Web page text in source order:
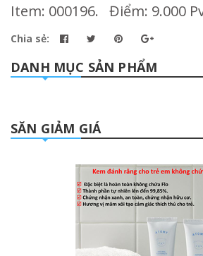
Item: 000196. Điểm: 9.000
Chia sẻ:
DANH MỤC SẢN PHẨM
SĂN GIẢM GIÁ